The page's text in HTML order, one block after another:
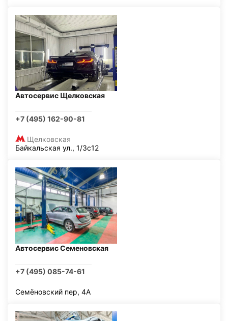
Автосервис Щелковская
+7 (495) 162-90-81
Щелковская
Байкальская ул., 1/3с12
Автосервис Семеновская
+7 (495) 085-74-61
Семёновский пер, 4А